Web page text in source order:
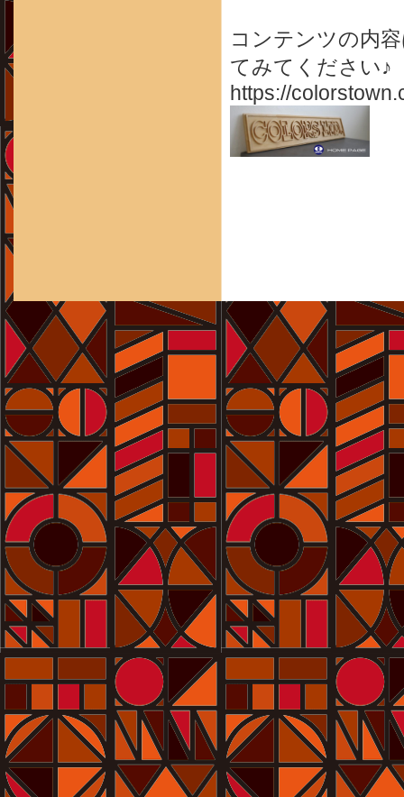
コンテンツの内
てみてください♪
https://